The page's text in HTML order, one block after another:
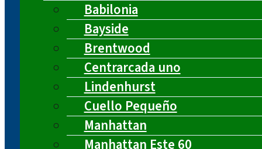
Babilonia
Bayside
Brentwood
Centrarcada uno
Lindenhurst
Cuello Pequeño
Manhattan
Manhattan Este 60